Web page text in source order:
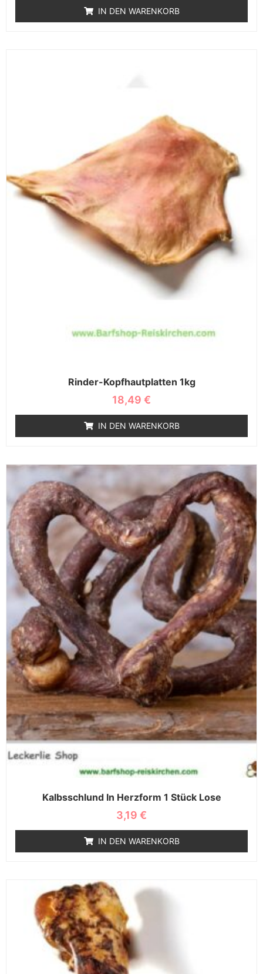
IN DEN WARENKORB
Rinder-Kopfhautplatten 1kg
18,49 €
IN DEN WARENKORB
Kalbsschlund In Herzform 1 Stück Lose
3,19 €
IN DEN WARENKORB